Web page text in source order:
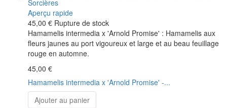
Aperçu rapide
45,00 € Rupture de stock
Hamamelis intermedia x 'Arnold Promise' : Hamamelis aux
fleurs jaunes au port vigoureux et large et au beau feuillage
rouge en automne.
45,00 €
Hamamelis intermedia x 'Arnold Promise' -...
Ajouter au panier